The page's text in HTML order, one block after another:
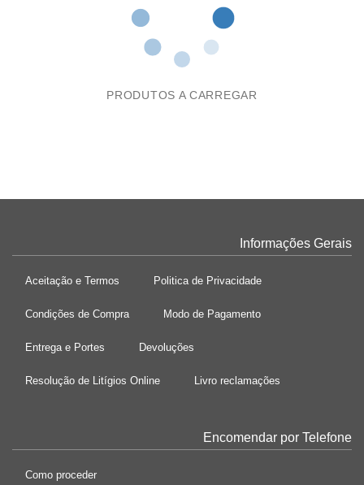
PRODUTOS A CARREGAR
Informações Gerais
Aceitação e Termos Politica de Privacidade
Condições de Compra Modo de Pagamento
Entrega e Portes Devoluções
Resolução de Litígios Online Livro reclamações
Encomendar por Telefone
Como proceder